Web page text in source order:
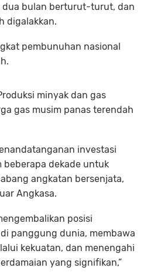
dua bulan berturut-turut, dan
digalakkan.
pembunuhan nasional
minyak dan gas
gas musim panas terendah
investasi
beberapa dekade untuk
angkatan bersenjata,
Angkasa.
posisi
panggung dunia, membawa
kekuatan, dan menengahi
yang signifikan,”